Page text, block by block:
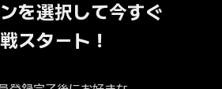
を選択して今すぐ
スタート！